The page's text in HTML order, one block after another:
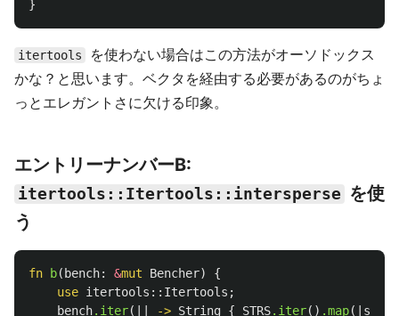
}
itertools
を使わない場合はこの方法がオーソドックス
かな？と思います。ベクタを経由する必要があるのがちょ
っとエレガントさに欠ける印象。
エントリーナンバーB:
itertools::Itertools::intersperse を使
う
fn b( bench: &mut Bencher)
{
use itertools :: Itertools ;
bench.iter(|| -> String { STRS.iter() .map(| s